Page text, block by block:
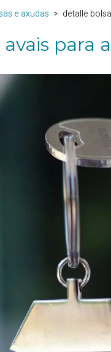
e axudas detalle
para